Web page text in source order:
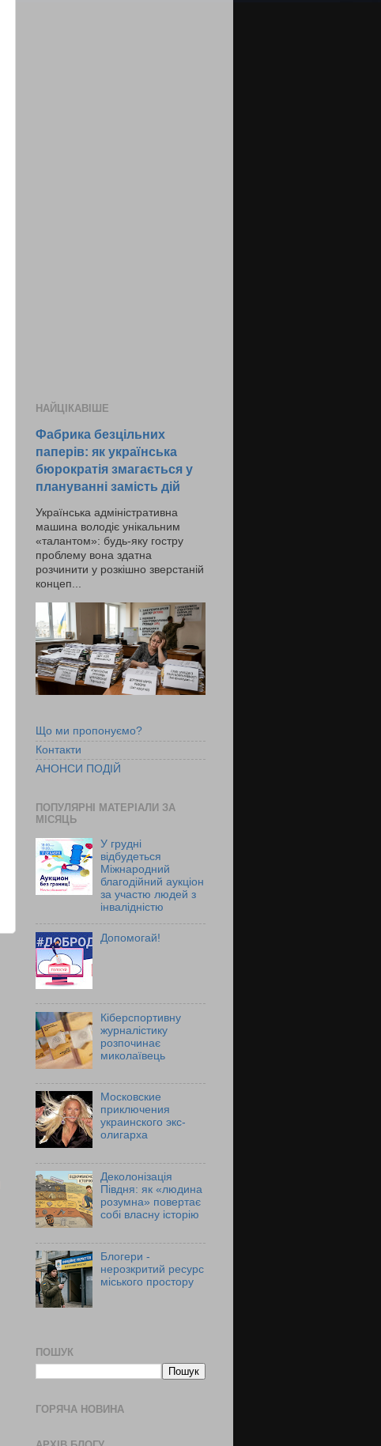
НАЙЦІКАВІШЕ
Фабрика безцільних
паперів: як українська
бюрократія змагається у
плануванні замість дій
Українська адміністративна
машина володіє унікальним
«талантом»: будь-яку гостру
проблему вона здатна
розчинити у розкішно зверстаній
концеп...
Що ми пропонуємо?
Контакти
АНОНСИ ПОДІЙ
ПОПУЛЯРНІ МАТЕРІАЛИ ЗА
МІСЯЦЬ
У грудні
відбудеться
Міжнародний
благодійний аукціон
за участю людей з
інвалідністю
Допомогай!
Кіберспортивну
журналістику
розпочинає
миколаївець
Московские
приключения
украинского экс-
олигарха
Деколонізація
Півдня: як «людина
розумна» повертає
собі власну історію
Блогери -
нерозкритий ресурс
міського простору
ПОШУК
ГОРЯЧА НОВИНА